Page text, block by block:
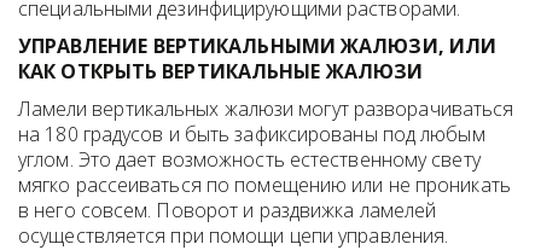
специальными дезинфицирующими растворами.
УПРАВЛЕНИЕ ВЕРТИКАЛЬНЫМИ ЖАЛЮЗИ, ИЛИ
КАК ОТКРЫТЬ ВЕРТИКАЛЬНЫЕ ЖАЛЮЗИ
Ламели вертикальных жалюзи могут разворачиваться
на 180 градусов и быть зафиксированы под любым
углом. Это дает возможность естественному свету
мягко рассеиваться по помещению или не проникать
в него совсем. Поворот и раздвижка ламелей
осуществляется при помощи цепи управления.